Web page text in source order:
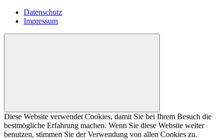
Datenschutz
Impressum
Diese Website verwendet Cookies, damit Sie bei Ihrem Besuch die
bestmögliche Erfahrung machen. Wenn Sie diese Website weiter
benutzen, stimmen Sie der Verwendung von allen Cookies zu.